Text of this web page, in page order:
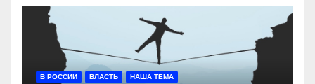
В РОССИИ ВЛАСТЬ НАША ТЕМА